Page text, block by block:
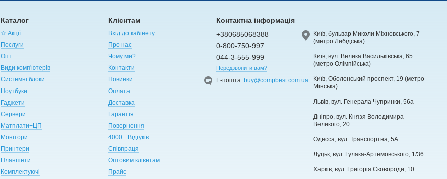
Каталог
☆ Акції
Послуги
Опт
Види комп'ютерів
Системні блоки
Ноутбуки
Гаджети
Сервери
Матплати+ЦП
Монітори
Принтери
Планшети
Комплектуючі
Клієнтам
Вхід до кабінету
Про нас
Чому ми?
Контакти
Новинки
Оплата
Доставка
Гарантія
Повернення
4000+ Відгуків
Співпраця
Оптовим клієнтам
Прайс
Контактна інформація
+380685068388
0-800-750-997
044-3-555-999
Передзвонити вам?
Е-пошта:buy@compbest.com.ua
Київ, бульвар Миколи Міхновського, 7
(метро Либідська)
Київ, вул. Велика Васильківська, 65
(метро Олімпійська)
Київ, Оболонський проспект, 19 (метро
Мінська)
Львів, вул. Генерала Чупринки, 56а
Дніпро, вул. Князя Володимира
Великого, 20
Одесса, вул. Транспортна, 5А
Луцьк, вул. Гулака-Артемовського, 1/36
Харків, вул. Григорія Сковороди, 10